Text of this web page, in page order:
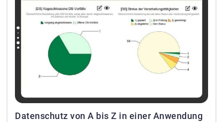
Datenschutz von A bis Z in einer Anwendung